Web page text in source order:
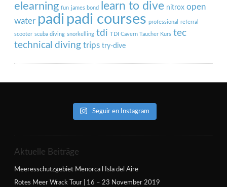
elearning fun james bond learn to dive nitrox open
water padi padi courses professional referral
scooter scuba diving snorkelling tdi TDI Cavern Taucher Kurs tec
technical diving trips try-dive
Seguir en Instagram
Aktuelle Beiträge
Meeresschutzgebiet Menorca l Isla del Aire
Rotes Meer Wrack Tour | 16 – 23 November 2019